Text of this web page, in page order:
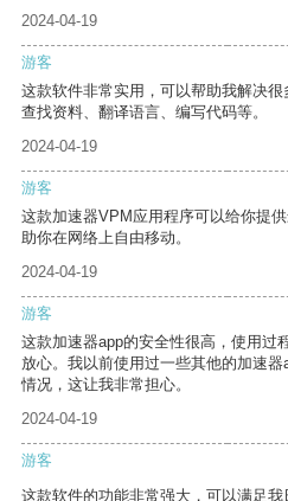
2024-04-19
游客
这款软件非常实用，可以帮助我解决
查找资料、翻译语言、编写代码等。
2024-04-19
游客
这款加速器VPM应用程序可以给你提
助你在网络上自由移动。
2024-04-19
游客
这款加速器app的安全性很高，使用过
放心。我以前使用过一些其他的加速
情况，这让我非常担心。
2024-04-19
游客
这款软件的功能非常强大，可以满足我